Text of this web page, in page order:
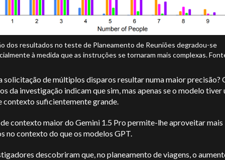
dos resultados no teste de Planeamento de Reuniões degradou-se
à medida que as instruções se tornaram mais complexas.
solicitação de múltiplos disparos resultar numa maior precisão?
da investigação indicam que sim, mas apenas se o modelo tiver
contexto suficientemente grande.
contexto maior do Gemini 1.5 Pro permite-lhe aproveitar mais
no contexto do que os modelos GPT.
descobriram que, no planeamento de viagens, o